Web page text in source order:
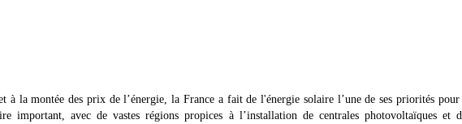
à la montée des prix de l’énergie, la France a fait de l'énergie solaire l’une de ses priorités
important, avec de vastes régions propices à l’installation de centrales photovoltaïques et